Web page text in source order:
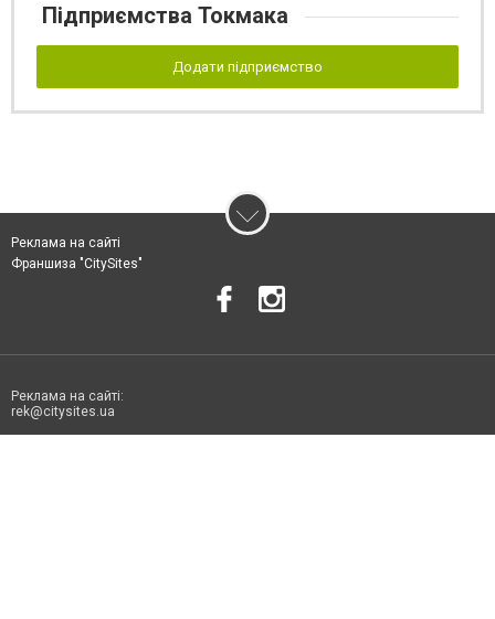
Підприємства Токмака
Додати підприємство
Реклама на сайті
Франшиза "CitySites"
Реклама на сайті:
rek@citysites.ua